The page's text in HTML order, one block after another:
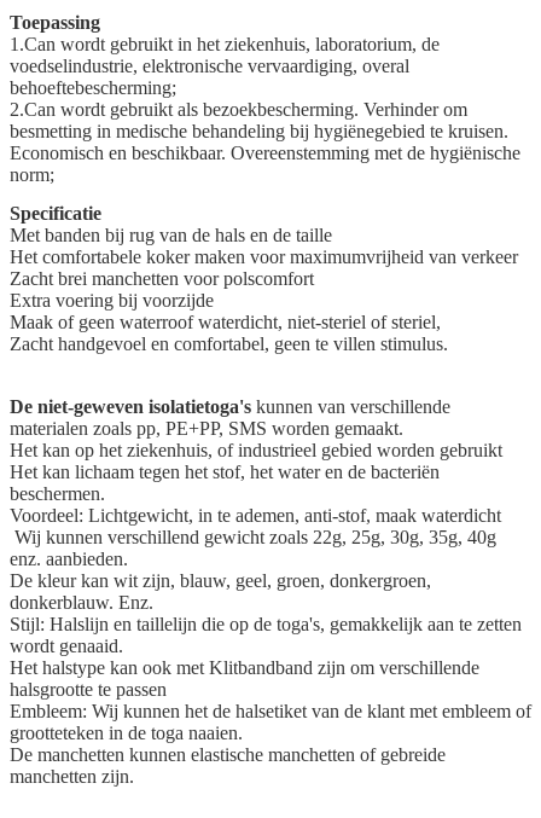
Toepassing
1.Can wordt gebruikt in het ziekenhuis, laboratorium, de
voedselindustrie, elektronische vervaardiging, overal
behoeftebescherming;
2.Can wordt gebruikt als bezoekbescherming. Verhinder om
besmetting in medische behandeling bij hygiënegebied te kruisen.
Economisch en beschikbaar. Overeenstemming met de hygiënische
norm;
Specificatie
Met banden bij rug van de hals en de taille
Het comfortabele koker maken voor maximumvrijheid van verkeer
Zacht brei manchetten voor polscomfort
Extra voering bij voorzijde
Maak of geen waterroof waterdicht, niet-steriel of steriel,
Zacht handgevoel en comfortabel, geen te villen stimulus.
De niet-geweven isolatietoga's kunnen van verschillende
materialen zoals pp, PE+PP, SMS worden gemaakt.
Het kan op het ziekenhuis, of industrieel gebied worden gebruikt
Het kan lichaam tegen het stof, het water en de bacteriën
beschermen.
Voordeel: Lichtgewicht, in te ademen, anti-stof, maak waterdicht
Wij kunnen verschillend gewicht zoals 22g, 25g, 30g, 35g, 40g
enz. aanbieden.
De kleur kan wit zijn, blauw, geel, groen, donkergroen,
donkerblauw. Enz.
Stijl: Halslijn en taillelijn die op de toga's, gemakkelijk aan te zetten
wordt genaaid.
Het halstype kan ook met Klitbandband zijn om verschillende
halsgrootte te passen
Embleem: Wij kunnen het de halsetiket van de klant met embleem of
grootteteken in de toga naaien.
De manchetten kunnen elastische manchetten of gebreide
manchetten zijn.